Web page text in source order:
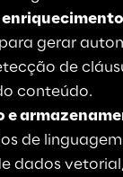
gerar
de
conteúdo.
e
de
dados